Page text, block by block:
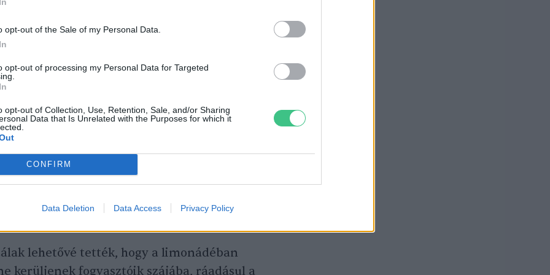
opt-out of the Sale of my Personal Data.
opt-out of processing my Personal Data for Targeted
opt-out of Collection, Use, Retention, Sale, and/or Sharing
Data that Is Unrelated with the Purposes for which it
CONFIRM
Data Deletion Data Access Privacy Policy
hosszú ideje ismert volt világszerte és
század végén megalkotta a világ első
papír szívószálát, melynek használata
kellemetlen mellékízt nem vont maga
lehetővé tették, hogy a limonádéban
kerüljenek fogyasztóik szájába, ráadásul a